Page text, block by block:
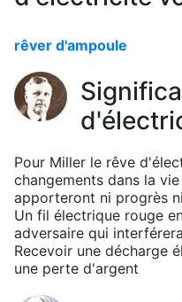
rêver d'ampoule
Pour Miller le rêve
changements dans la
apporteront ni progrès
Un fil électrique rouge
adversaire qui
Recevoir une décharge
une perte d'argent